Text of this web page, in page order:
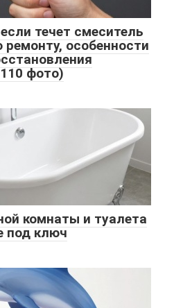
течет смеситель
особенности
фото)
комнаты и туалета
под ключ